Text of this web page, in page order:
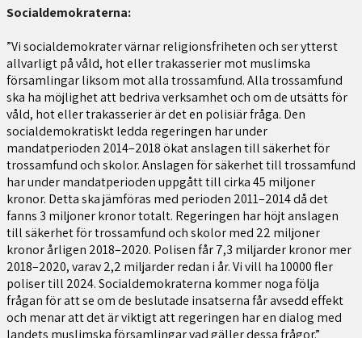
Socialdemokraterna:
”Vi socialdemokrater värnar religionsfriheten och ser ytterst
allvarligt på våld, hot eller trakasserier mot muslimska
församlingar liksom mot alla trossamfund. Alla trossamfund
ska ha möjlighet att bedriva verksamhet och om de utsätts för
våld, hot eller trakasserier är det en polisiär fråga. Den
socialdemokratiskt ledda regeringen har under
mandatperioden 2014–2018 ökat anslagen till säkerhet för
trossamfund och skolor. Anslagen för säkerhet till trossamfund
har under mandatperioden uppgått till cirka 45 miljoner
kronor. Detta ska jämföras med perioden 2011–2014 då det
fanns 3 miljoner kronor totalt. Regeringen har höjt anslagen
till säkerhet för trossamfund och skolor med 22 miljoner
kronor årligen 2018–2020. Polisen får 7,3 miljarder kronor mer
2018–2020, varav 2,2 miljarder redan i år. Vi vill ha 10000 fler
poliser till 2024. Socialdemokraterna kommer noga följa
frågan för att se om de beslutade insatserna får avsedd effekt
och menar att det är viktigt att regeringen har en dialog med
landets muslimska församlingar vad gäller dessa frågor.”